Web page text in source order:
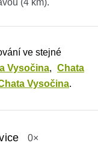
ve stejné
Vysočina, Chata
Vysočina.
0×